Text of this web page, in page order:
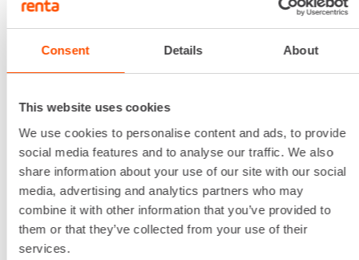
Consent Details About
This website uses cookies
We use cookies to personalise content and ads, to provide
social media features and to analyse our traffic. We also
share information about your use of our site with our social
media, advertising and analytics partners who may
combine it with other information that you’ve provided to
them or that they’ve collected from your use of their
services.
VUOKRAA
PORAVASARA YLI 1000 W